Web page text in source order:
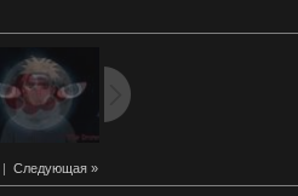
Следующая »